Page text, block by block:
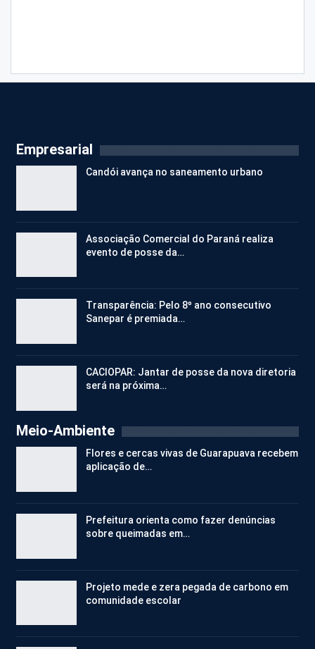
Empresarial
Candói avança no saneamento urbano
Associação Comercial do Paraná realiza
evento de posse da…
Transparência: Pelo 8º ano consecutivo
Sanepar é premiada…
CACIOPAR: Jantar de posse da nova diretoria
será na próxima…
Meio-Ambiente
Flores e cercas vivas de Guarapuava recebem
aplicação de…
Prefeitura orienta como fazer denúncias
sobre queimadas em…
Projeto mede e zera pegada de carbono em
comunidade escolar